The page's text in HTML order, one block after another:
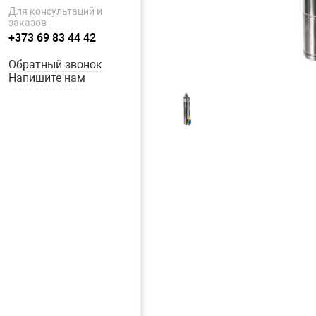
Для консультаций и
заказов
+373 69 83 44 42
Обратный звонок
Напишите нам